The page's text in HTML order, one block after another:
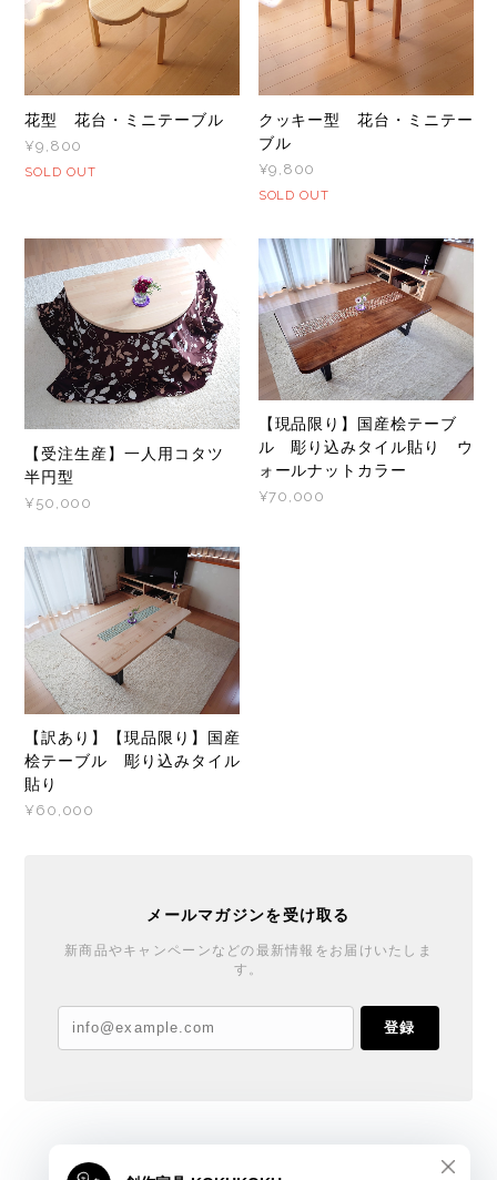
花型 花台・ミニテーブル
¥9,800
SOLD OUT
クッキー型 花台・ミニテー
ブル
¥9,800
SOLD OUT
【受注生産】一人用コタツ
半円型
¥50,000
【現品限り】国産桧テーブ
ル 彫り込みタイル貼り ウ
ォールナットカラー
¥70,000
【訳あり】【現品限り】国産
桧テーブル 彫り込みタイル
貼り
¥60,000
メールマガジンを受け取る
新商品やキャンペーンなどの最新情報をお届けいたしま
す。
登録
創作家具 KOKUKOKU